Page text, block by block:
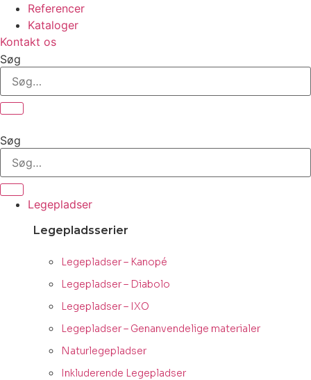
Referencer
Kataloger
Kontakt os
Søg
Søg
Legepladser
Legepladsserier
Legepladser – Kanopé
Legepladser – Diabolo
Legepladser – IXO
Legepladser – Genanvendelige materialer
Naturlegepladser
Inkluderende Legepladser